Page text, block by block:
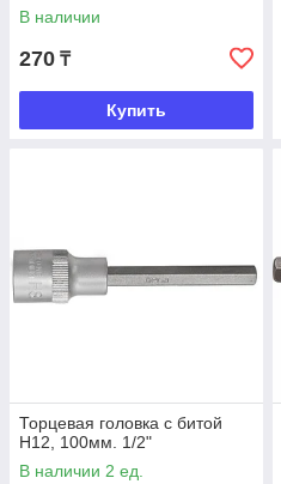
В наличии
270 ₸
Купить
Торцевая головка с битой
Н12, 100мм. 1/2"
В наличии 2 ед.